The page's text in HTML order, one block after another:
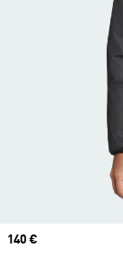
Prix
140 €